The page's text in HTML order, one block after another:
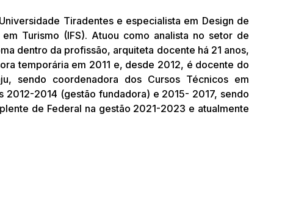
Tiradentes e especialista em Design de
Turismo (IFS). Atuou como analista no setor de
dentro da profissão, arquiteta docente há 21 anos,
temporária em 2011 e, desde 2012, é docente do
sendo coordenadora dos Cursos Técnicos em
2012-2014 (gestão fundadora) e 2015- 2017, sendo
de Federal na gestão 2021-2023 e atualmente